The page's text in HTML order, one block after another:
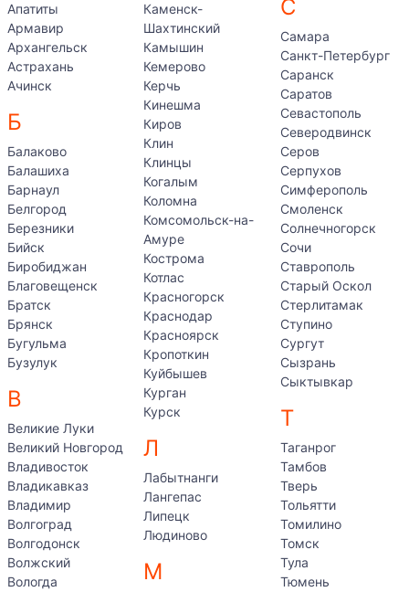
Апатиты
Армавир
Архангельск
Астрахань
Ачинск
Б
Балаково
Балашиха
Барнаул
Белгород
Березники
Бийск
Биробиджан
Благовещенск
Братск
Брянск
Бугульма
Бузулук
В
Великие Луки
Великий Новгород
Владивосток
Владикавказ
Владимир
Волгоград
Волгодонск
Волжский
Вологда
Каменск-
Шахтинский
Камышин
Кемерово
Керчь
Кинешма
Киров
Клин
Клинцы
Когалым
Коломна
Комсомольск-на-
Амуре
Кострома
Котлас
Красногорск
Краснодар
Красноярск
Кропоткин
Куйбышев
Курган
Курск
Л
Лабытнанги
Лангепас
Липецк
Людиново
М
С
Самара
Санкт-Петербург
Саранск
Саратов
Севастополь
Северодвинск
Серов
Серпухов
Симферополь
Смоленск
Солнечногорск
Сочи
Ставрополь
Старый Оскол
Стерлитамак
Ступино
Сургут
Сызрань
Сыктывкар
Т
Таганрог
Тамбов
Тверь
Тольятти
Томилино
Томск
Тула
Тюмень